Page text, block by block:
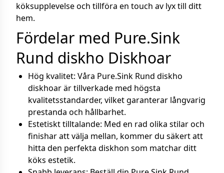
köksupplevelse och tillföra en touch av lyx till ditt
hem.
Fördelar med Pure.Sink
Rund diskho Diskhoar
Hög kvalitet: Våra Pure.Sink Rund diskho
diskhoar är tillverkade med högsta
kvalitetsstandarder, vilket garanterar långvarig
prestanda och hållbarhet.
Estetiskt tilltalande: Med en rad olika stilar och
finishar att välja mellan, kommer du säkert att
hitta den perfekta diskhon som matchar ditt
köks estetik.